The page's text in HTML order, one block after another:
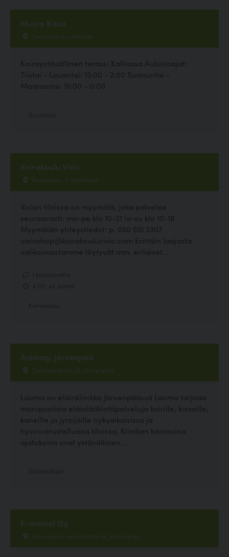
Musta Kissa
Suonionkatu, Helsinki
Koiraystävällinen terassi Kalliossa Aukioloajat:
Tiistai - Lauantai: 15:00 - 2:00 Sunnuntai -
Maanantai: 15:00 - 0:00
Koirakoulu Visio
Ruskakatu 3, Hyvinkää
Vision tiloissa on myymälä, joka palvelee
seuraavasti: ma-pe klo 10-21 la-su klo 10-18
Myymälän yhteystiedot: p. 050 551 3307
visioshop@koirakouluvisio.com Erittäin laajasta
valikoimastamme löytyvät mm. erilaiset...
Animagi Järvenpää
Tuottajankatu 10, Järvenpää
Lauma on eläinklinikka Järvenpäässä Lauma tarjoaa
monipuolisia eläinlääkintäpalveluja koirille, kissoille,
kaneille ja jyrsijöille nykyaikaisissa ja
hyvinvarustelluissa tiloissa. Klinikan kantavina
ajatuksina ovat ystävällinen...
F-animal Oy
Haarajoen asemakatu 14, Järvenpää